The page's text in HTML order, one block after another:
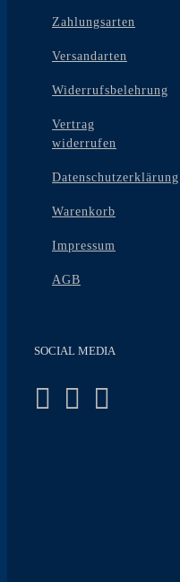
Zahlungsarten
Versandarten
Widerrufsbelehrung
Vertrag
widerrufen
Datenschutzerklärung
Warenkorb
Impressum
AGB
SOCIAL MEDIA